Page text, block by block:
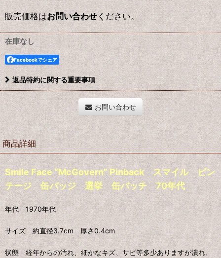
販売価格はお問い合わせください。
在庫なし
Facebookでシェア
返品特約に関する重要事項
お問い合わせ
商品詳細
Smile Face “McGovern” Pinback スマイル ビン
テージ 缶バッジ 選挙 缶バッチ 70年代
年代 1970年代
サイズ 約直径3.7cm 厚さ0.4cm
状態 経年からの汚れ、細かなキズ、サビ等多少ありますが潰れ、